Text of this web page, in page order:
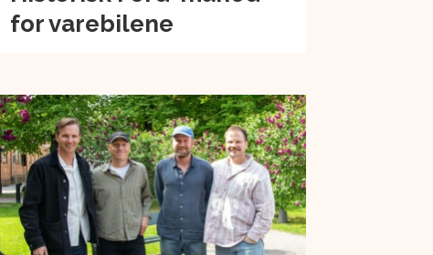
for varebilene